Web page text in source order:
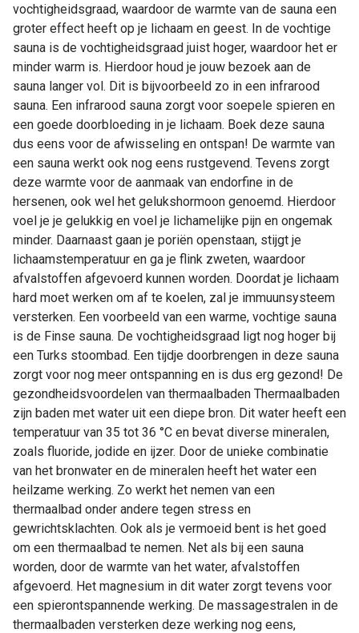
vochtigheidsgraad, waardoor de warmte van de sauna een
groter effect heeft op je lichaam en geest. In de vochtige
sauna is de vochtigheidsgraad juist hoger, waardoor het er
minder warm is. Hierdoor houd je jouw bezoek aan de
sauna langer vol. Dit is bijvoorbeeld zo in een infrarood
sauna. Een infrarood sauna zorgt voor soepele spieren en
een goede doorbloeding in je lichaam. Boek deze sauna
dus eens voor de afwisseling en ontspan! De warmte van
een sauna werkt ook nog eens rustgevend. Tevens zorgt
deze warmte voor de aanmaak van endorfine in de
hersenen, ook wel het gelukshormoon genoemd. Hierdoor
voel je je gelukkig en voel je lichamelijke pijn en ongemak
minder. Daarnaast gaan je poriën openstaan, stijgt je
lichaamstemperatuur en ga je flink zweten, waardoor
afvalstoffen afgevoerd kunnen worden. Doordat je lichaam
hard moet werken om af te koelen, zal je immuunsysteem
versterken. Een voorbeeld van een warme, vochtige sauna
is de Finse sauna. De vochtigheidsgraad ligt nog hoger bij
een Turks stoombad. Een tijdje doorbrengen in deze sauna
zorgt voor nog meer ontspanning en is dus erg gezond! De
gezondheidsvoordelen van thermaalbaden Thermaalbaden
zijn baden met water uit een diepe bron. Dit water heeft een
temperatuur van 35 tot 36 °C en bevat diverse mineralen,
zoals fluoride, jodide en ijzer. Door de unieke combinatie
van het bronwater en de mineralen heeft het water een
heilzame werking. Zo werkt het nemen van een
thermaalbad onder andere tegen stress en
gewrichtsklachten. Ook als je vermoeid bent is het goed
om een thermaalbad te nemen. Net als bij een sauna
worden, door de warmte van het water, afvalstoffen
afgevoerd. Het magnesium in dit water zorgt tevens voor
een spierontspannende werking. De massagestralen in de
thermaalbaden versterken deze werking nog eens,